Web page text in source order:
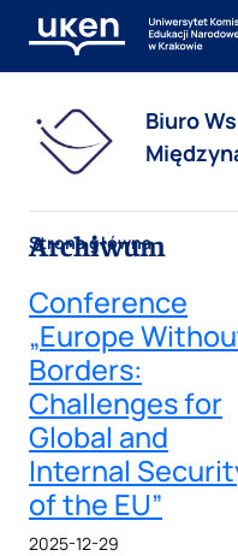
Biuro
Strona główna
Archiwum
Conference
„Europe
Borders:
Challenges for
Global and
Internal
of the EU”
2025-12-29